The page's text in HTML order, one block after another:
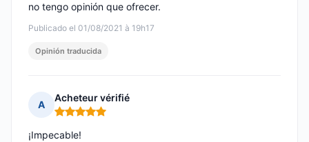
Publicado el 01/08/2021 à 19h17
no tengo opinión que ofrecer.
Opinión traducida
A
Acheteur vérifié
Nota: 5 de 5
¡Impecable!